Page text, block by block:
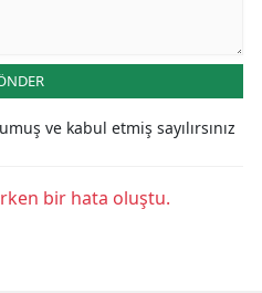
ve kabul etmiş sayılırsınız
bir hata oluştu.